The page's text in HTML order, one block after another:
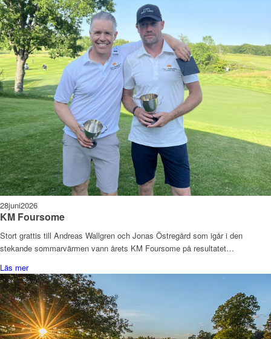
28juni2026
KM Foursome
Stort grattis till Andreas Wallgren och Jonas Östregård som igår i den
stekande sommarvärmen vann årets KM Foursome på resultatet…
Läs mer